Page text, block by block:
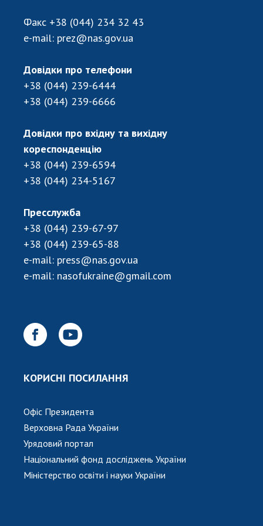
Підготовка наукових кадрів
Робота з молоддю
МІЖНАРОДНЕ СПІВРОБІТНИЦТВО
Членство в міжнародних організаціях
Міжнародні програми та конкурси
ДОКУМЕНТИ
Нормативні акти НАН України
Державний бюджет НАН України
Вибори до складу НАН України
Бланки документів
НОВИНИ
МЕДІА ПРО НАС
ПРОФСПІЛКА НАН УКРАЇНИ
КАБІНЕТ
Факс +38 (044) 234 32 43
e-mail: prez@nas.gov.ua
Довідки про телефони
+38 (044) 239-6444
+38 (044) 239-6666
Довідки про вхідну та вихідну
кореспонденцію
+38 (044) 239-6594
+38 (044) 234-5167
Пресслужба
+38 (044) 239-67-97
+38 (044) 239-65-88
e-mail: press@nas.gov.ua
e-mail: nasofukraine@gmail.com
КОРИСНІ ПОСИЛАННЯ
Офіс Президента
Верховна Рада України
Урядовий портал
Національний фонд досліджень України
Міністерство освіти і науки України